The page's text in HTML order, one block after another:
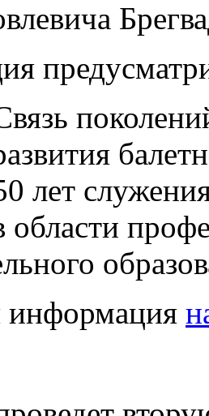
лет
области
информация